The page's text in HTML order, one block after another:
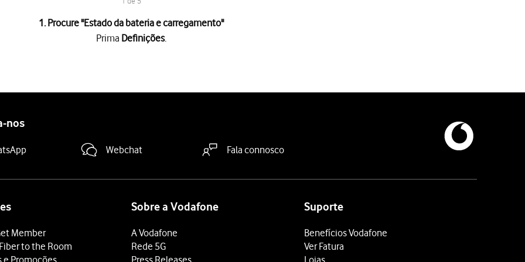
1. Procure "Estado da bateria e carregamento"
Prima Definições.
nos
Webchat Fala connosco
Member
to the Room
e Promoções
Sobre a Vodafone
A Vodafone
Rede 5G
Press Releases
Suporte
Benefícios Vodafone
Ver Fatura
Lojas